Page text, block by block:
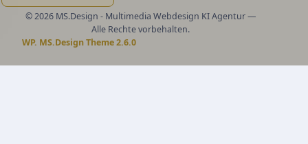
© 2026 MS.Design - Multimedia Webdesign KI Agentur —
Alle Rechte vorbehalten.
WP. MS.Design Theme 2.6.0